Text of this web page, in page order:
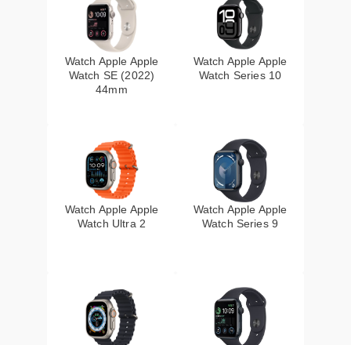
Watch Apple Apple
Watch SE (2022)
44mm
Watch Apple Apple
Watch Series 10
Watch Apple Apple
Watch Ultra 2
Watch Apple Apple
Watch Series 9